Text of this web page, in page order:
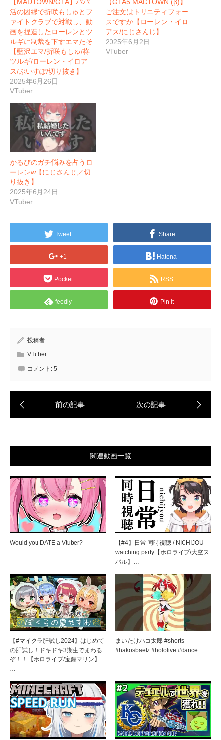
【MADTOWN/GTA】パパ
活の因縁で折咲もしゅとフ
ァイトクラブで対戦し、動
画を捏造したローレンとツ
ルギに制裁を下すエマたそ
【藍沢エマ/折咲もしゅ/柊
ツルギ/ローレン・イロア
ス/ぶいすぽ/切り抜き】
2025年6月26日
VTuber
【GTA5 MADTOWN (β)】
ご注文はトリニティフォー
スですか【ローレン・イロ
アス/にじさんじ】
2025年6月2日
VTuber
かるびのガチ悩みを占うロ
ーレンw【にじさんじ／切
り抜き】
2025年6月24日
VTuber
Tweet Share
+1 Hatena
Pocket RSS
feedly Pin it
投稿者:
VTuber
コメント: 5
関連動画一覧
Would you DATE a Vtuber?
【#4】日常 同時視聴 / NICHIJOU
watching party【ホロライブ/大空ス
バル】…
【#マイクラ肝試し2024】はじめて
の肝試し！ドキドキ3期生でまわる
ぞ！！【ホロライブ/宝鐘マリン】
…
まいたけハコ太郎 #shorts
#hakosbaelz #hololive #dance